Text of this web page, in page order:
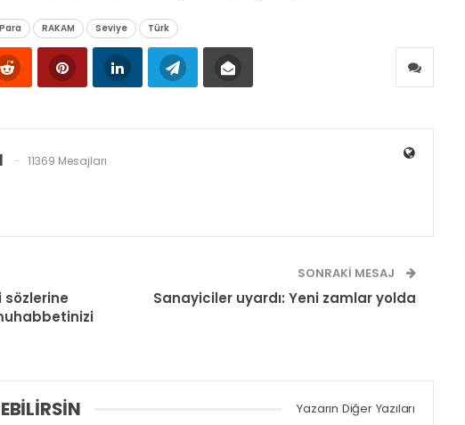
Para RAKAM Seviye Türk
11369 Mesajları
sözlerine
SONRAKI MESAJ
Sanayiciler uyardı: Yeni zamlar yolda
Yazarın Diğer Yazıları